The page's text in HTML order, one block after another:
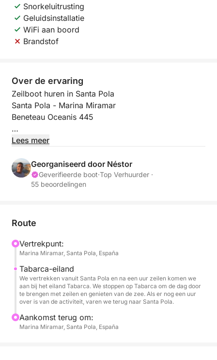
Snorkeluitrusting
Geluidsinstallatie
WiFi aan boord
Brandstof
Over de ervaring
Zeilboot huren in Santa Pola
Santa Pola - Marina Miramar
Beneteau Oceanis 445
MAXIMAAL AANTAL PASSAGIERS: 12
Wat zijn de 3 belangrijkste kenmerken die ons
onderscheiden?
2) De attentheid en professionaliteit van de kapitein.
3) De entertainmentmogelijkheden op het water.
------------------------------------- Zeilboot
gerenoveerd in 2023, zeer goed onderhouden, met
actuele servicebeurten, uitgerust voor zeilen in Zone
-------------------------------------
Lees meer
Georganiseerd door Néstor
Geverifieerde boot·Top Verhuurder ·
55 beoordelingen
Route
Vertrekpunt:
Marina Miramar, Santa Pola, España
Tabarca-eiland
We vertrekken vanuit Santa Pola en na een uur zeilen komen we
aan bij het eiland Tabarca. We stoppen op Tabarca om de dag door
te brengen met zeilen en genieten van de zee. Als er nog een uur
over is van de activiteit, varen we terug naar Santa Pola.
Aankomst terug om:
Marina Miramar, Santa Pola, España